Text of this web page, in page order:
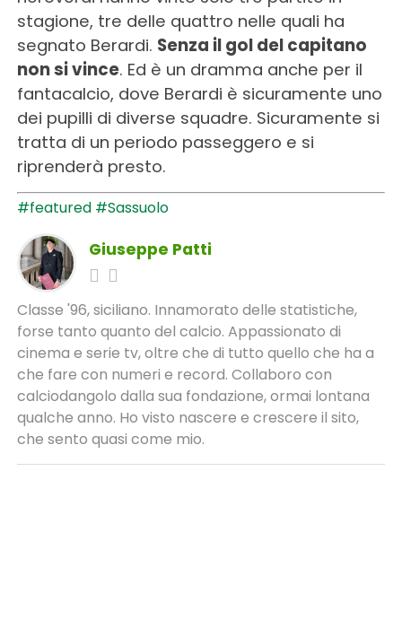
stagione, tre delle quattro nelle quali ha
segnato Berardi. Senza il gol del capitano
non si vince. Ed è un dramma anche per il
fantacalcio, dove Berardi è sicuramente uno
dei pupilli di diverse squadre. Sicuramente si
tratta di un periodo passeggero e si
riprenderà presto.
#featured #Sassuolo
Giuseppe Patti
Classe '96, siciliano. Innamorato delle statistiche,
forse tanto quanto del calcio. Appassionato di
cinema e serie tv, oltre che di tutto quello che ha a
che fare con numeri e record. Collaboro con
calciodangolo dalla sua fondazione, ormai lontana
qualche anno. Ho visto nascere e crescere il sito,
che sento quasi come mio.